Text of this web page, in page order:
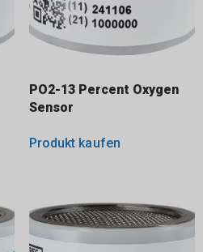
PO2-13 Percent Oxygen
Sensor
Produkt kaufen